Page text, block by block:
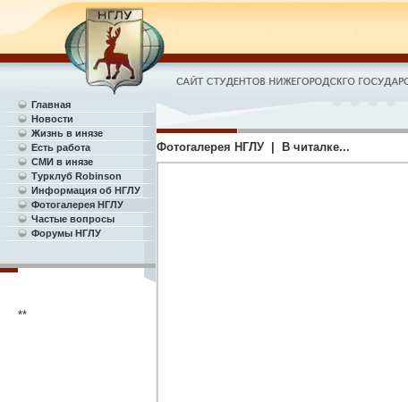
Главная
Новости
Жизнь в инязе
Есть работа
СМИ в инязе
Турклуб Robinson
Информация об НГЛУ
Фотогалерея НГЛУ
Частые вопросы
Форумы НГЛУ
**
Фотогалерея НГЛУ | В читалке...